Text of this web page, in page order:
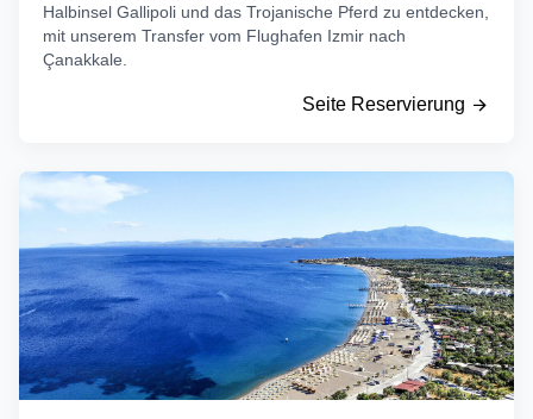
Halbinsel Gallipoli und das Trojanische Pferd zu entdecken,
mit unserem Transfer vom Flughafen Izmir nach
Çanakkale.
Seite Reservierung